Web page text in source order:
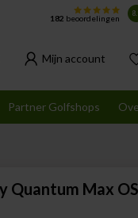
182 beoordelingen
Mijn account
Partner Golfshops
Quantum Max